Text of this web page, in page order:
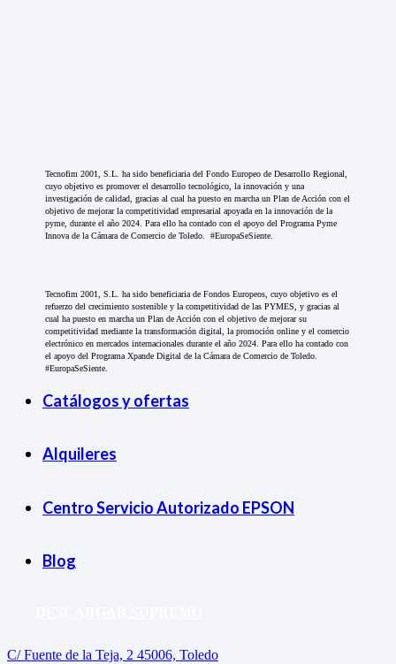
Tecnofim 2001, S.L. ha sido beneficiaria del Fondo Europeo de Desarrollo Regional,
cuyo objetivo es promover el desarrollo tecnológico, la innovación y una
investigación de calidad, gracias al cual ha puesto en marcha un Plan de Acción con el
objetivo de mejorar la competitividad empresarial apoyada en la innovación de la
pyme, durante el año 2024. Para ello ha contado con el apoyo del Programa Pyme
Innova de la Cámara de Comercio de Toledo. #EuropaSeSiente.
Tecnofim 2001, S.L. ha sido beneficiaria de Fondos Europeos, cuyo objetivo es el
refuerzo del crecimiento sostenible y la competitividad de las PYMES, y gracias al
cual ha puesto en marcha un Plan de Acción con el objetivo de mejorar su
competitividad mediante la transformación digital, la promoción online y el comercio
electrónico en mercados internacionales durante el año 2024. Para ello ha contado con
el apoyo del Programa Xpande Digital de la Cámara de Comercio de Toledo.
#EuropaSeSiente.
Catálogos y ofertas
Alquileres
Centro Servicio Autorizado EPSON
Blog
C/ Fuente de la Teja, 2 45006, Toledo